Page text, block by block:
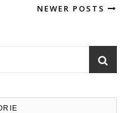
NEWER POSTS